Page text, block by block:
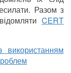
Разом з
CERT